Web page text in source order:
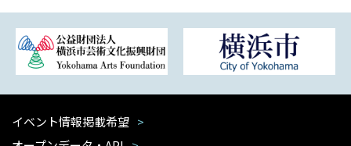
イベント情報掲載希望